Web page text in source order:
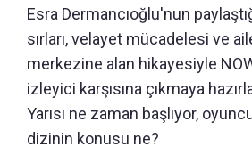
Esra Dermancıoğlu'nun
sırları, velayet mücadelesi ve
merkezine alan hikayesiyle
izleyici karşısına çıkmaya
Yarısı ne zaman başlıyor,
dizinin konusu ne?